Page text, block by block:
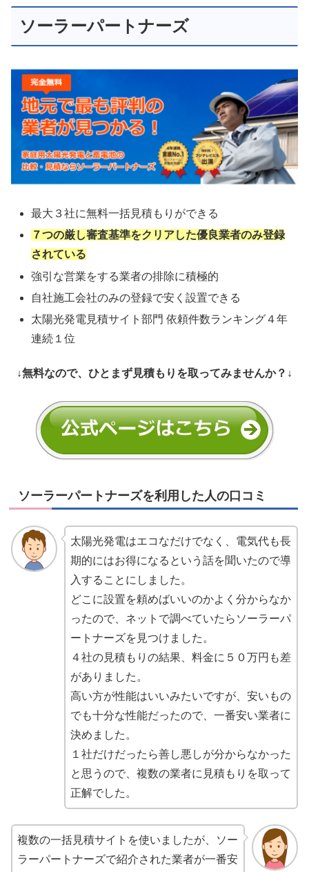
ソーラーパートナーズ
最大３社に無料一括見積もりができる
７つの厳し審査基準をクリアした優良業者のみ登録
されている
強引な営業をする業者の排除に積極的
自社施工会社のみの登録で安く設置できる
太陽光発電見積サイト部門 依頼件数ランキング４年
連続１位
↓無料なので、ひとまず見積もりを取ってみませんか？↓
ソーラーパートナーズを利用した人の口コミ
太陽光発電はエコなだけでなく、電気代も長
期的にはお得になるという話を聞いたので導
入することにしました。
どこに設置を頼めばいいのかよく分からなか
ったので、ネットで調べていたらソーラーパ
ートナーズを見つけました。
４社の見積もりの結果、料金に５０万円も差
がありました。
高い方が性能はいいみたいですが、安いもの
でも十分な性能だったので、一番安い業者に
決めました。
１社だけだったら善し悪しが分からなかった
と思うので、複数の業者に見積もりを取って
正解でした。
複数の一括見積サイトを使いましたが、ソー
ラーパートナーズで紹介された業者が一番安